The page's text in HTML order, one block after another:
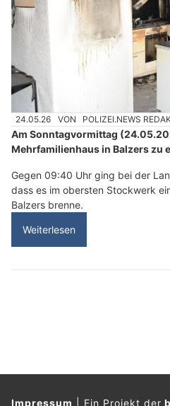
24.05.26 VON POLIZEI.NEWS
Am Sonntagvormittag
Mehrfamilienhaus in Balzers zu
Gegen 09:40 Uhr ging bei der
dass es im obersten Stockwerk
Balzers brenne.
Weiterlesen
Impressum Ein Projekt der